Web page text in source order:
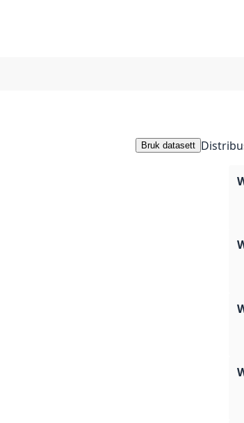
Bruk datasett